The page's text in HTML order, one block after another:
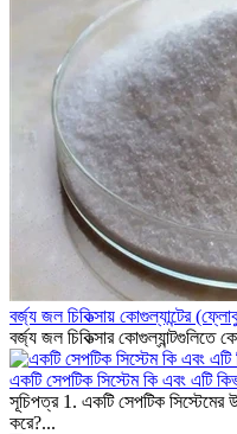
বর্জ্য জল চিকিত্সায় কোগুল্যান্টের
বর্জ্য জল চিকিত্সার কোগুল্যান্টগুলিতে
একটি সেপটিক সিস্টেম কি এবং এটি
সূচিপত্র 1. একটি সেপটিক সিস্টেমের
করে?...